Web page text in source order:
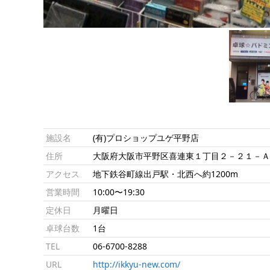
施設名
(有)プロショップユゲ平野店
住所
大阪府大阪市平野区喜連東１丁目２－２１－
アクセス
地下鉄谷町線出戸駅・北西へ約1200m
営業時間
10:00〜19:30
定休日
月曜日
卓球台数
1台
TEL
06-6700-8288
URL
http://ikkyu-new.com/